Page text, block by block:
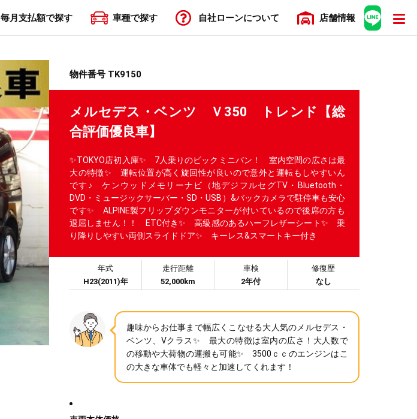
毎月支払額で探す 車種で探す 自社ローンについて 店舗情報
物件番号 TK9150
メルセデス・ベンツ Ｖ350 トレンド【総
合評価優良車】
✨TOKYO店初入庫✨ 7人乗りのビックミニバン！ 室内空間の広さは最
大の特徴✨ 運転位置が高く旋回性が良いので意外と運転もしやすいん
です♪ ケンウッドメモリーナビ（地デジフルセグTV・Bluetooth・
DVD・ミュージックサーバー・SD・USB）&バックカメラで駐停車も安心
です✨ ALPINE製フリップダウンモニターが付いているので後席の方も
退屈しません！！ ETC付き✨ 高級感のあるハーフレザーシート✨ 乗
り降りしやすい両側スライドドア✨ キーレス&スマートキー付き
年式
H23(2011)年
走行距離
52,000km
車検
2年付
修復歴
なし
趣味からお仕事まで幅広くこなせる大人気のメルセデス・
ベンツ、Vクラス✨ 最大の特徴は室内の広さ！大人数で
の移動や大荷物の運搬も可能✨ 3500ｃｃのエンジンはこ
の大きな車体でも軽々と加速してくれます！